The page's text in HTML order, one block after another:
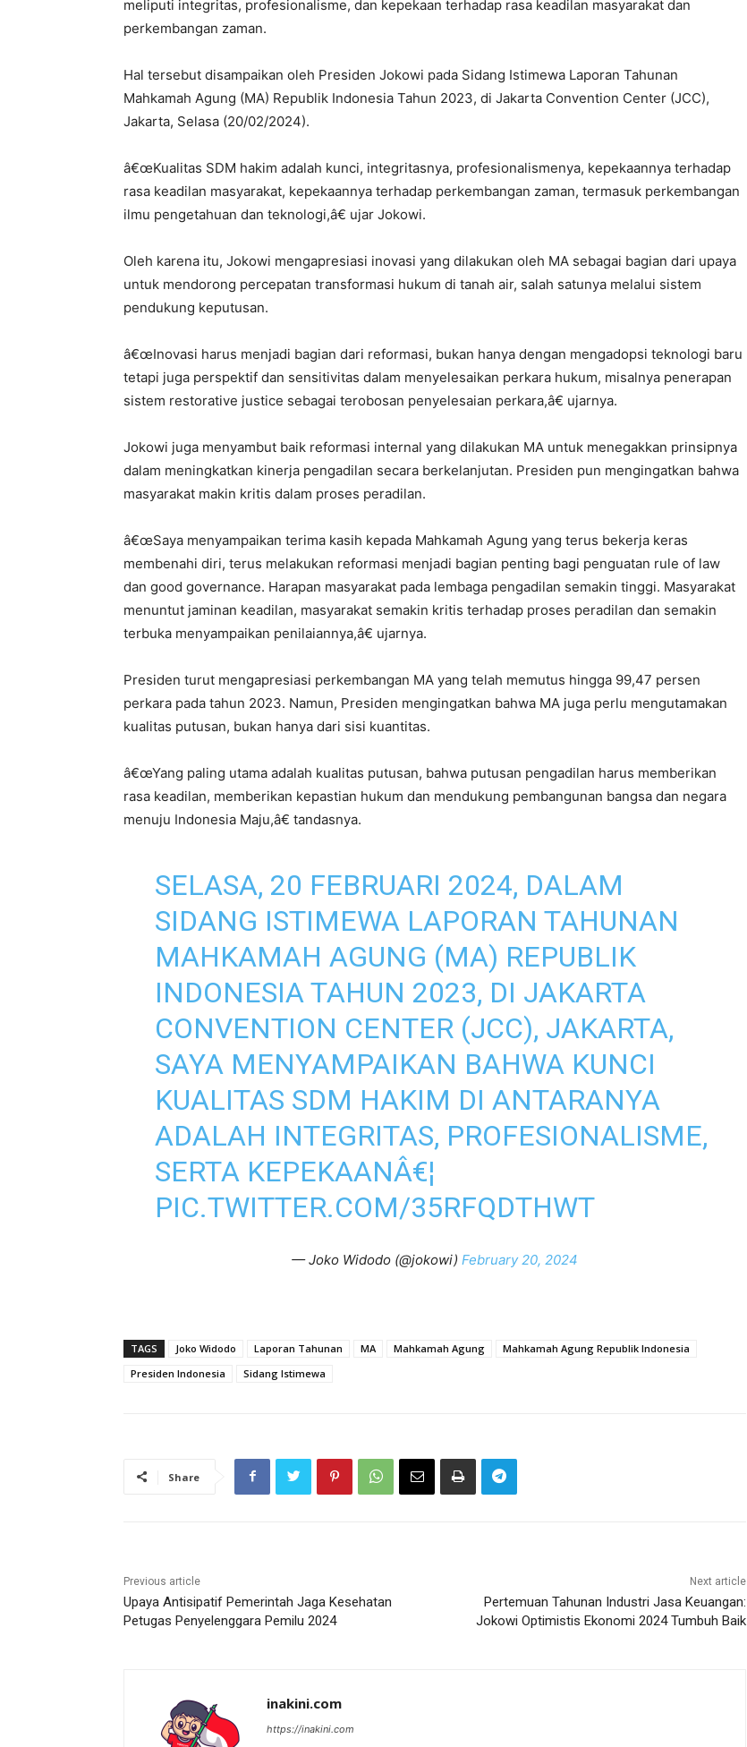
meliputi integritas, profesionalisme, dan kepekaan terhadap rasa keadilan masyarakat dan
perkembangan zaman.
Hal tersebut disampaikan oleh Presiden Jokowi pada Sidang Istimewa Laporan Tahunan
Mahkamah Agung (MA) Republik Indonesia Tahun 2023, di Jakarta Convention Center (JCC),
Jakarta, Selasa (20/02/2024).
â€œKualitas SDM hakim adalah kunci, integritasnya, profesionalismenya, kepekaannya terhadap
rasa keadilan masyarakat, kepekaannya terhadap perkembangan zaman, termasuk perkembangan
ilmu pengetahuan dan teknologi,â€ ujar Jokowi.
Oleh karena itu, Jokowi mengapresiasi inovasi yang dilakukan oleh MA sebagai bagian dari upaya
untuk mendorong percepatan transformasi hukum di tanah air, salah satunya melalui sistem
pendukung keputusan.
â€œInovasi harus menjadi bagian dari reformasi, bukan hanya dengan mengadopsi teknologi baru
tetapi juga perspektif dan sensitivitas dalam menyelesaikan perkara hukum, misalnya penerapan
sistem restorative justice sebagai terobosan penyelesaian perkara,â€ ujarnya.
Jokowi juga menyambut baik reformasi internal yang dilakukan MA untuk menegakkan prinsipnya
dalam meningkatkan kinerja pengadilan secara berkelanjutan. Presiden pun mengingatkan bahwa
masyarakat makin kritis dalam proses peradilan.
â€œSaya menyampaikan terima kasih kepada Mahkamah Agung yang terus bekerja keras
membenahi diri, terus melakukan reformasi menjadi bagian penting bagi penguatan rule of law
dan good governance. Harapan masyarakat pada lembaga pengadilan semakin tinggi. Masyarakat
menuntut jaminan keadilan, masyarakat semakin kritis terhadap proses peradilan dan semakin
terbuka menyampaikan penilaiannya,â€ ujarnya.
Presiden turut mengapresiasi perkembangan MA yang telah memutus hingga 99,47 persen
perkara pada tahun 2023. Namun, Presiden mengingatkan bahwa MA juga perlu mengutamakan
kualitas putusan, bukan hanya dari sisi kuantitas.
â€œYang paling utama adalah kualitas putusan, bahwa putusan pengadilan harus memberikan
rasa keadilan, memberikan kepastian hukum dan mendukung pembangunan bangsa dan negara
menuju Indonesia Maju,â€ tandasnya.
SELASA, 20 FEBRUARI 2024, DALAM
SIDANG ISTIMEWA LAPORAN TAHUNAN
MAHKAMAH AGUNG (MA) REPUBLIK
INDONESIA TAHUN 2023, DI JAKARTA
CONVENTION CENTER (JCC), JAKARTA,
SAYA MENYAMPAIKAN BAHWA KUNCI
KUALITAS SDM HAKIM DI ANTARANYA
ADALAH INTEGRITAS, PROFESIONALISME,
SERTA KEPEKAANÂ€¦
PIC.TWITTER.COM/35RFQDTHWT
— Joko Widodo (@jokowi) February 20, 2024
TAGS Joko Widodo Laporan Tahunan MA Mahkamah Agung
Mahkamah Agung Republik Indonesia
Presiden Indonesia
Sidang Istimewa
Share
Previous article
Upaya Antisipatif Pemerintah Jaga Kesehatan
Petugas Penyelenggara Pemilu 2024
Next article
Pertemuan Tahunan Industri Jasa Keuangan:
Jokowi Optimistis Ekonomi 2024 Tumbuh Baik
inakini.com
https://inakini.com